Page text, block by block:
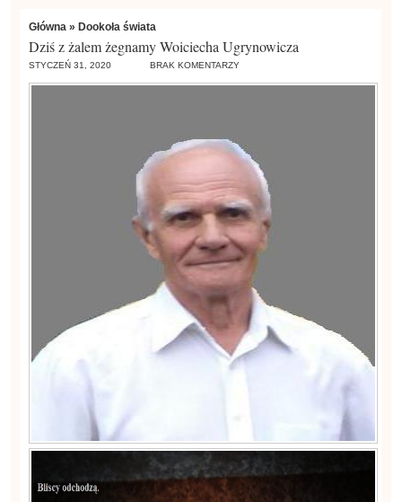
Główna » Dookoła świata
Dziś z żalem żegnamy Woiciecha Ugrynowicza
STYCZEŃ 31, 2020 BRAK KOMENTARZY